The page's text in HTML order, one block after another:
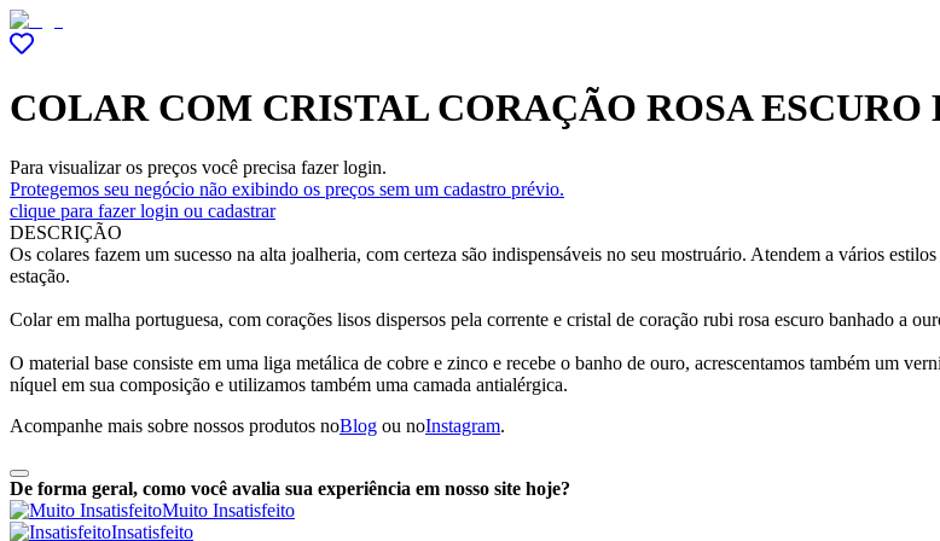
COLAR COM CRISTAL CORAÇÃO ROSA ESCURO
Para visualizar os preços você precisa fazer login.
Protegemos seu negócio não exibindo os preços sem um cadastro prévio.
clique para fazer login ou cadastrar
DESCRIÇÃO
Os colares fazem um sucesso na alta joalheria, com certeza são indispensáveis no seu mostruário. Atendem a vários
estação.
Colar em malha portuguesa, com corações lisos dispersos pela corrente e cristal de coração rubi rosa escuro banhado a
O material base consiste em uma liga metálica de cobre e zinco e recebe o banho de ouro, acrescentamos também um
níquel em sua composição e utilizamos também uma camada antialérgica.
Acompanhe mais sobre nossos produtos noBlog ou noInstagram.
De forma geral, como você avalia sua experiência em nosso site hoje?
Muito Insatisfeito
Insatisfeito